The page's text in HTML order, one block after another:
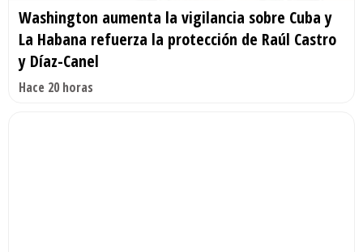
Washington aumenta la vigilancia sobre Cuba y
La Habana refuerza la protección de Raúl Castro
y Díaz-Canel
Hace 20 horas